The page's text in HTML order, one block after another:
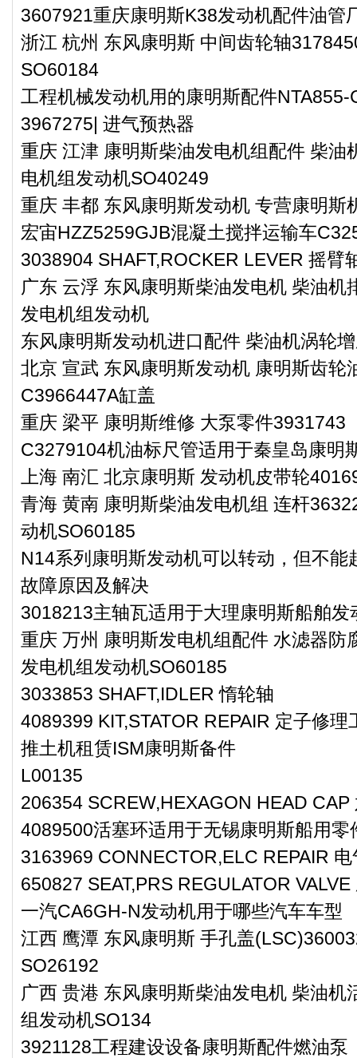
3607921重庆康明斯K38发动机配件油管
浙江 杭州 东风康明斯 中间齿轮轴
SO60184
工程机械发动机用的康明斯配件
3967275| 进气预热器
重庆 江津 康明斯柴油发电机组配件 柴油
电机组发动机SO40249
重庆 丰都 东风康明斯发动机 专营康明斯
宏宙HZZ5259GJB混凝土搅拌运输车
3038904 SHAFT,ROCKER LEVER 摇臂
广东 云浮 东风康明斯柴油发电机 柴油机
发电机组发动机
东风康明斯发动机进口配件 柴油机涡轮
北京 宣武 东风康明斯发动机 康明斯齿轮
C3966447A缸盖
重庆 梁平 康明斯维修 大泵零件3931743
C3279104机油标尺管适用于秦皇岛康明
上海 南汇 北京康明斯 发动机皮带轮
青海 黄南 康明斯柴油发电机组 连杆
动机SO60185
N14系列康明斯发动机可以转动，但不能
故障原因及解决
3018213主轴瓦适用于大理康明斯船舶发
重庆 万州 康明斯发电机组配件 水滤器防
发电机组发动机SO60185
3033853 SHAFT,IDLER 惰轮轴
4089399 KIT,STATOR REPAIR 定子修理
推土机租赁ISM康明斯备件
L00135
206354 SCREW,HEXAGON HEAD CAP
4089500活塞环适用于无锡康明斯船用零
3163969 CONNECTOR,ELC REPAIR
650827 SEAT,PRS REGULATOR
一汽CA6GH-N发动机用于哪些汽车车型
江西 鹰潭 东风康明斯 手孔盖
SO26192
广西 贵港 东风康明斯柴油发电机 柴油机
组发动机SO134
3921128工程建设设备康明斯配件燃油泵